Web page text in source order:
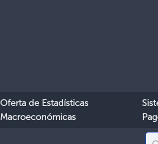
Oferta de Estadísticas
Macroeconómicas